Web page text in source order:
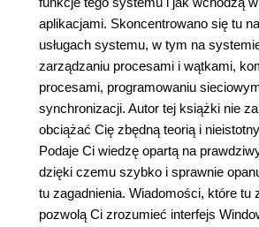
aplikacjami. Skoncentrowano się tu
usługach systemu, w tym na
zarządzaniu procesami i wątkami,
procesami, programowaniu
synchronizacji. Autor tej książki nie
obciążać Cię zbędną teorią i
Podaje Ci wiedzę opartą na
dzięki czemu szybko i sprawnie
tu zagadnienia. Wiadomości, które tu
pozwolą Ci zrozumieć interfejs